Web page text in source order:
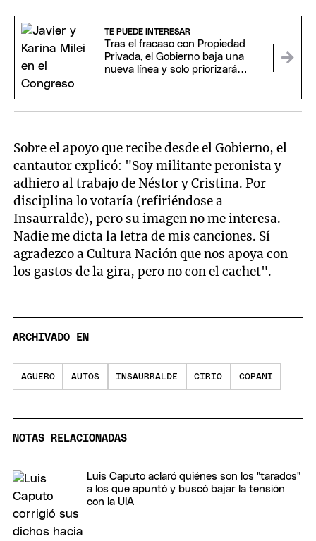
TE PUEDE INTERESAR
Tras el fracaso con Propiedad
Privada, el Gobierno baja una
nueva línea y solo priorizará
Sobre el apoyo que recibe desde el Gobierno, el
cantautor explicó: "Soy militante peronista y
adhiero al trabajo de Néstor y Cristina. Por
disciplina lo votaría (refiriéndose a
Insaurralde), pero su imagen no me interesa.
Nadie me dicta la letra de mis canciones. Sí
agradezco a Cultura Nación que nos apoya con
los gastos de la gira, pero no con el cachet".
ARCHIVADO EN
AGUERO AUTOS INSAURRALDE CIRIO COPANI
NOTAS RELACIONADAS
Luis Caputo aclaró quiénes son los "tarados"
a los que apuntó y buscó bajar la tensión
con la UIA